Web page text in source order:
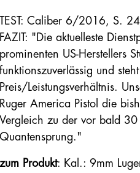
TEST: Caliber 6/2016, S.
FAZIT: "Die aktuelleste
prominenten US-Herstellers
funktionszuverlässig und
Preis/Leistungsverhältnis.
Ruger America Pistol die
Vergleich zu der vor bald 30
Quantensprung."
zum Produkt: Kal.: 9mm